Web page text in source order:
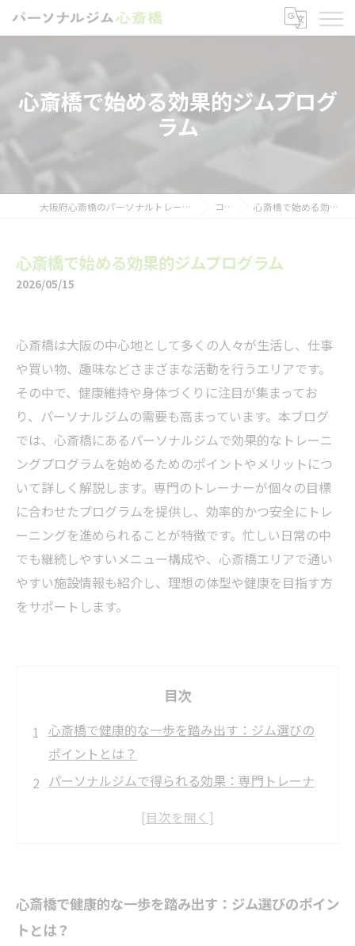
心斎橋で始める効果的ジムプログ
ラム
大阪府心斎橋のパーソナルトレーニングならパーソナルジム心斎橋 コラム 心斎橋で始める効果的ジムプログラム
心斎橋で始める効果的ジムプログラム
2026/05/15
心斎橋は大阪の中心地として多くの人々が生活し、仕事
や買い物、趣味などさまざまな活動を行うエリアです。
その中で、健康維持や身体づくりに注目が集まってお
り、パーソナルジムの需要も高まっています。本ブログ
では、心斎橋にあるパーソナルジムで効果的なトレーニ
ングプログラムを始めるためのポイントやメリットにつ
いて詳しく解説します。専門のトレーナーが個々の目標
に合わせたプログラムを提供し、効率的かつ安全にトレ
ーニングを進められることが特徴です。忙しい日常の中
でも継続しやすいメニュー構成や、心斎橋エリアで通い
やすい施設情報も紹介し、理想の体型や健康を目指す方
をサポートします。
目次
心斎橋で健康的な一歩を踏み出す：ジム選びの
ポイントとは？
パーソナルジムで得られる効果：専門トレーナ
忙しい毎日でも続けられる！心斎橋のジムプロ
ング成果を紹介
理想の体型と健康を手に入れるために心斎橋で
心斎橋で健康的な一歩を踏み出す：ジム選びのポイン
トとは？